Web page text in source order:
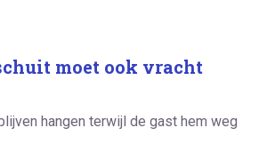
moet ook vracht
hangen terwijl de gast hem weg